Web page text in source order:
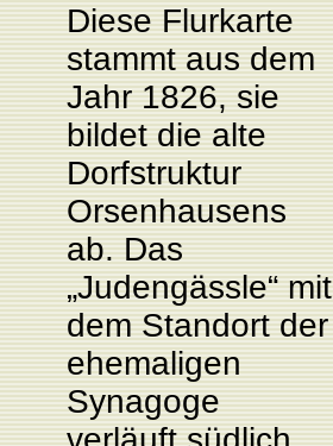
Diese Flurkarte
stammt aus dem
Jahr 1826, sie
bildet die alte
Dorfstruktur
Orsenhausens
ab. Das
„Judengässle“ mit
dem Standort der
ehemaligen
Synagoge